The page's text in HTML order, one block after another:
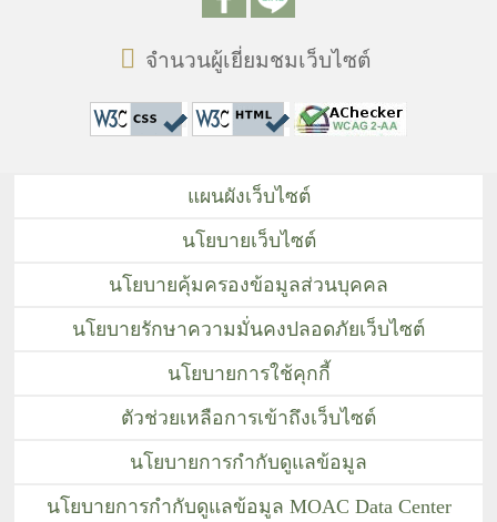
จำนวนผู้เยี่ยมชมเว็บไซต์
แผนผังเว็บไซต์
นโยบายเว็บไซต์
นโยบายคุ้มครองข้อมูลส่วนบุคคล
นโยบายรักษาความมั่นคงปลอดภัยเว็บไซต์
นโยบายการใช้คุกกี้
ตัวช่วยเหลือการเข้าถึงเว็บไซต์
นโยบายการกำกับดูแลข้อมูล
นโยบายการกำกับดูแลข้อมูล MOAC Data Center